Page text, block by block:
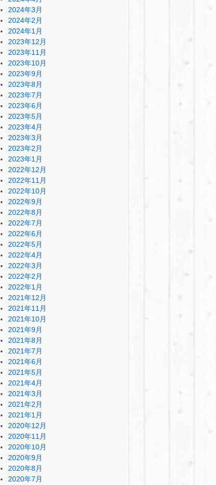
2024年3月
2024年2月
2024年1月
2023年12月
2023年11月
2023年10月
2023年9月
2023年8月
2023年7月
2023年6月
2023年5月
2023年4月
2023年3月
2023年2月
2023年1月
2022年12月
2022年11月
2022年10月
2022年9月
2022年8月
2022年7月
2022年6月
2022年5月
2022年4月
2022年3月
2022年2月
2022年1月
2021年12月
2021年11月
2021年10月
2021年9月
2021年8月
2021年7月
2021年6月
2021年5月
2021年4月
2021年3月
2021年2月
2021年1月
2020年12月
2020年11月
2020年10月
2020年9月
2020年8月
2020年7月